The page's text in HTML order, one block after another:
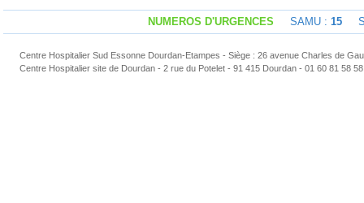
NUMEROS D'URGENCES SAMU : 15
Centre Hospitalier Sud Essonne Dourdan-Etampes - Siège : 26 avenue Charles de
Centre Hospitalier site de Dourdan - 2 rue du Potelet - 91 415 Dourdan - 01 60 81 58 58